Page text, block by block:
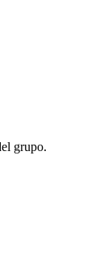
grupo.